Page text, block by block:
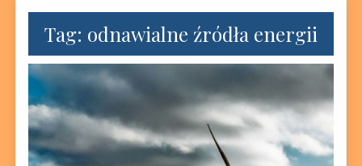
Tag: odnawialne źródła energii